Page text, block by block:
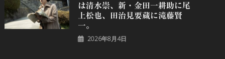
は清水崇、新・金田一耕助に尾
上松也、田治見要蔵に滝藤賢
一。
2026年8月4日